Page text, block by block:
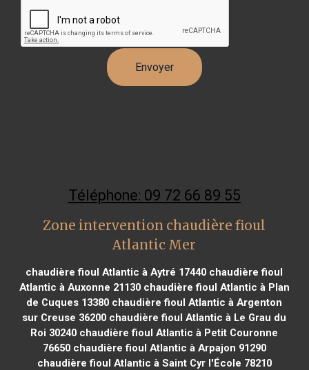
Téléphone: 09 72 66 89 55
Zone intervention chaudière fioul
Atlantic Mer
chaudière fioul Atlantic à Aytré 17440 chaudière fioul
Atlantic à Auxonne 21130chaudière fioul Atlantic à Plan
de Cuques 13380 chaudière fioul Atlantic à Argenton
sur Creuse 36200 chaudière fioul Atlantic à Le Grau du
Roi 30240 chaudière fioul Atlantic à Petit Couronne
76650chaudière fioul Atlantic à Arpajon 91290
chaudière fioul Atlantic à Saint Cyr l'École 78210